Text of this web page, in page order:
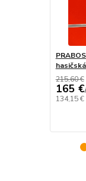
215,60 €
165 €/
134,15 €